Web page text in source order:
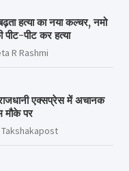
हत्या का नया कल्चर, नमो
पीट कर हत्या
R Rashmi
एक्सप्रेस में अचानक
मौके पर